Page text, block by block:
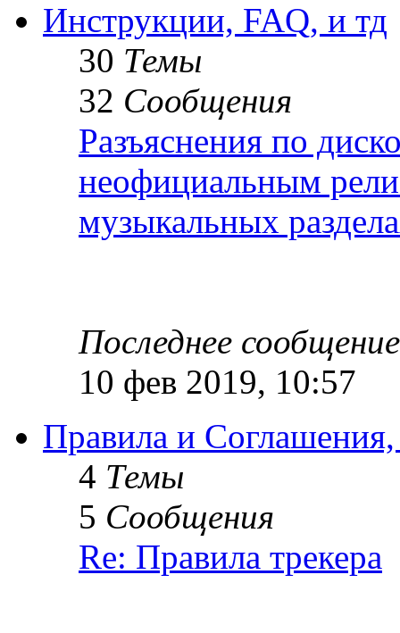
Инструкции, FAQ, и тд
30 Темы
32 Сообщения
Разъяснения по
неофициальным
музыкальных
Последнее сообщение
10 фев 2019, 10:57
Правила и
4 Темы
5 Сообщения
Re: Правила трекера